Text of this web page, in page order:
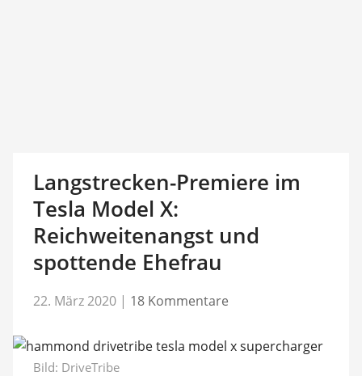
Langstrecken-Premiere im
Tesla Model X:
Reichweitenangst und
spottende Ehefrau
22. März 2020 | 18 Kommentare
Bild: DriveTribe